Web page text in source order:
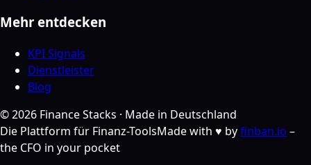
Mehr entdecken
KPI Signals
Dienstleister
Blog
©2026 Finance Stacks · Made in Deutschland
Die Plattform für Finanz-ToolsMade with ♥ byfinban.io –
the CFO in your pocket